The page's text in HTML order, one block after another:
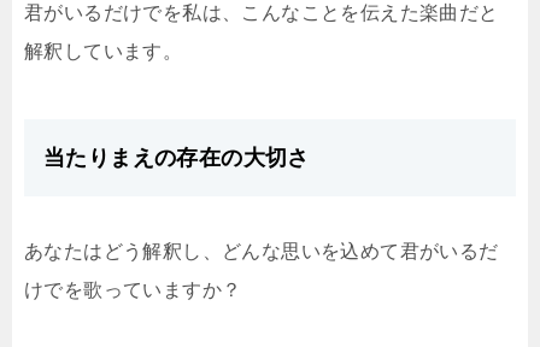
君がいるだけでを私は、こんなことを伝えた楽曲だと
解釈しています。
当たりまえの存在の大切さ
あなたはどう解釈し、どんな思いを込めて君がいるだ
けでを歌っていますか？